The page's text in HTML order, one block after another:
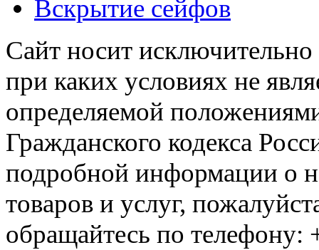
Вскрытие сейфов
Сайт носит
при каких условиях не
определяемой
Гражданского кодекса
подробной информации о
товаров и услуг,
обращайтесь по